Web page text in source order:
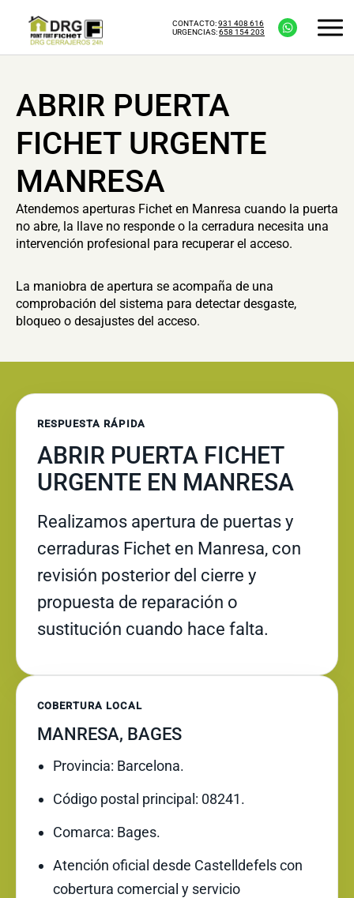
CONTACTO:931 408 616
URGENCIAS:658 154 203
ABRIR PUERTA
FICHET URGENTE
MANRESA
Atendemos aperturas Fichet en Manresa cuando la puerta
no abre, la llave no responde o la cerradura necesita una
intervención profesional para recuperar el acceso.
La maniobra de apertura se acompaña de una
comprobación del sistema para detectar desgaste,
bloqueo o desajustes del acceso.
RESPUESTA RÁPIDA
ABRIR PUERTA FICHET
URGENTE EN MANRESA
Realizamos apertura de puertas y
cerraduras Fichet en Manresa, con
revisión posterior del cierre y
propuesta de reparación o
sustitución cuando hace falta.
COBERTURA LOCAL
MANRESA, BAGES
Provincia: Barcelona.
Código postal principal: 08241.
Comarca: Bages.
Atención oficial desde Castelldefels con
cobertura comercial y servicio